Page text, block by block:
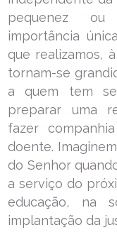
pequenez ou
importância
que realizamos,
tornam-se
a quem tem
preparar uma
fazer
doente.
do Senhor
a serviço do
educação, na
implantação da